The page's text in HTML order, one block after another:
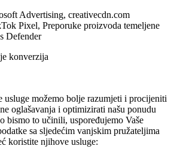
Advertising, creativecdn.com
Pixel, Preporuke proizvoda temeljene
Defender
konverzija
usluge možemo bolje razumjeti i procijeniti
oglašavanja i optimizirati našu ponudu
bismo to učinili, uspoređujemo Vaše
sa sljedećim vanjskim pružateljima
koristite njihove usluge: